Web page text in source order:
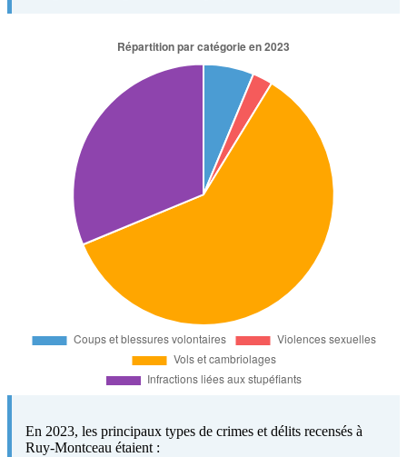
En 2023, les principaux types de crimes et délits recensés à
Ruy-Montceau étaient :